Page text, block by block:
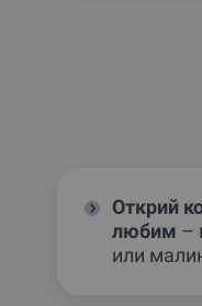
Открий
любим –
или